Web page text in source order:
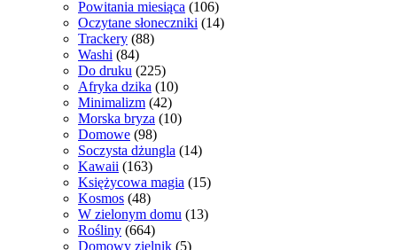
Powitania miesiąca (106)
Oczytane słoneczniki (14)
Trackery (88)
Washi (84)
Do druku (225)
Afryka dzika (10)
Minimalizm (42)
Morska bryza (10)
Domowe (98)
Soczysta dżungla (14)
Kawaii (163)
Księżycowa magia (15)
Kosmos (48)
W zielonym domu (13)
Rośliny (664)
Domowy zielnik (5)